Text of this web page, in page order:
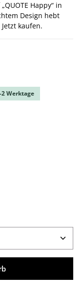
Happy“ in
Design hebt
kaufen.
Werktage
Wert ein